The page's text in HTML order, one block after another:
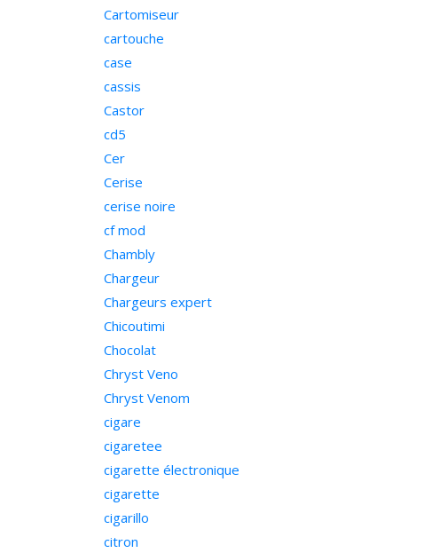
Cartomiseur
cartouche
case
cassis
Castor
cd5
Cer
Cerise
cerise noire
cf mod
Chambly
Chargeur
Chargeurs expert
Chicoutimi
Chocolat
Chryst Veno
Chryst Venom
cigare
cigaretee
cigarette électronique
cigarette
cigarillo
citron